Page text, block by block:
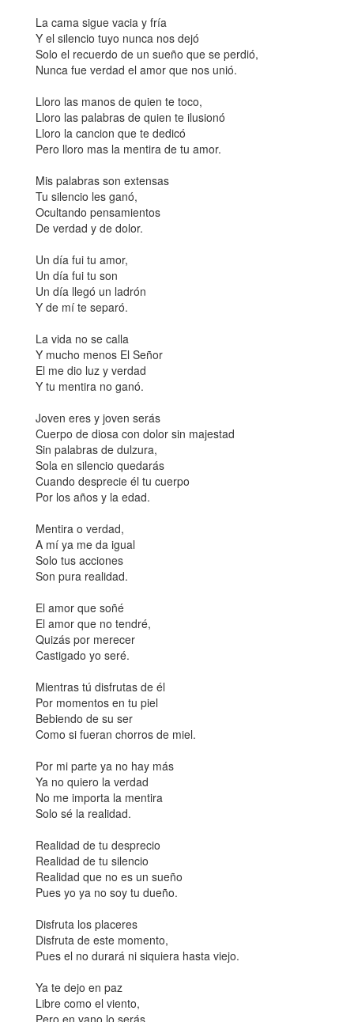
La cama sigue vacia y fría
Y el silencio tuyo nunca nos dejó
Solo el recuerdo de un sueño que se perdió,
Nunca fue verdad el amor que nos unió.
Lloro las manos de quien te toco,
Lloro las palabras de quien te ilusionó
Lloro la cancion que te dedicó
Pero lloro mas la mentira de tu amor.
Mis palabras son extensas
Tu silencio les ganó,
Ocultando pensamientos
De verdad y de dolor.
Un día fui tu amor,
Un día fui tu son
Un día llegó un ladrón
Y de mí te separó.
La vida no se calla
Y mucho menos El Señor
El me dio luz y verdad
Y tu mentira no ganó.
Joven eres y joven serás
Cuerpo de diosa con dolor sin majestad
Sin palabras de dulzura,
Sola en silencio quedarás
Cuando desprecie él tu cuerpo
Por los años y la edad.
Mentira o verdad,
A mí ya me da igual
Solo tus acciones
Son pura realidad.
El amor que soñé
El amor que no tendré,
Quizás por merecer
Castigado yo seré.
Mientras tú disfrutas de él
Por momentos en tu piel
Bebiendo de su ser
Como si fueran chorros de miel.
Por mi parte ya no hay más
Ya no quiero la verdad
No me importa la mentira
Solo sé la realidad.
Realidad de tu desprecio
Realidad de tu silencio
Realidad que no es un sueño
Pues yo ya no soy tu dueño.
Disfruta los placeres
Disfruta de este momento,
Pues el no durará ni siquiera hasta viejo.
Ya te dejo en paz
Libre como el viento,
Pero en vano lo serás